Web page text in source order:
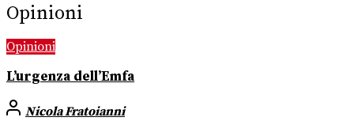
Opinioni
Opinioni
L’urgenza dell’Emfa
Nicola Fratoianni